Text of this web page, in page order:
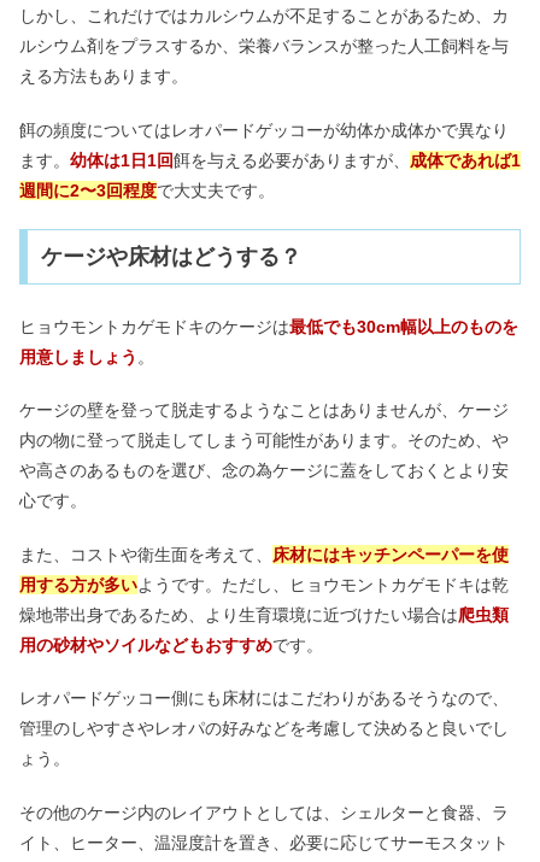
しかし、これだけではカルシウムが不足することがあるため、カ
ルシウム剤をプラスするか、栄養バランスが整った人工飼料を与
える方法もあります。
餌の頻度についてはレオパードゲッコーが幼体か成体かで異なり
ます。 幼体は1日1回餌を与える必要がありますが、 成体であれば1
週間に2〜3回程度で大丈夫です。
ケージや床材はどうする？
ヒョウモントカゲモドキのケージは最低でも30cm幅以上のものを
用意しましょう 。
ケージの壁を登って脱走するようなことはありませんが、ケージ
内の物に登って脱走してしまう可能性があります。そのため、や
や高さのあるものを選び、念の為ケージに蓋をしておくとより安
心です。
また、コストや衛生面を考えて、 床材にはキッチンペーパーを使
用する方が多いようです。ただし、ヒョウモントカゲモドキは乾
燥地帯出身であるため、より生育環境に近づけたい場合は爬虫類
用の砂材やソイルなどもおすすめです。
レオパードゲッコー側にも床材にはこだわりがあるそうなので、
管理のしやすさやレオパの好みなどを考慮して決めると良いでし
ょう。
その他のケージ内のレイアウトとしては、シェルターと食器、ラ
イト、ヒーター、温湿度計を置き、必要に応じてサーモスタット